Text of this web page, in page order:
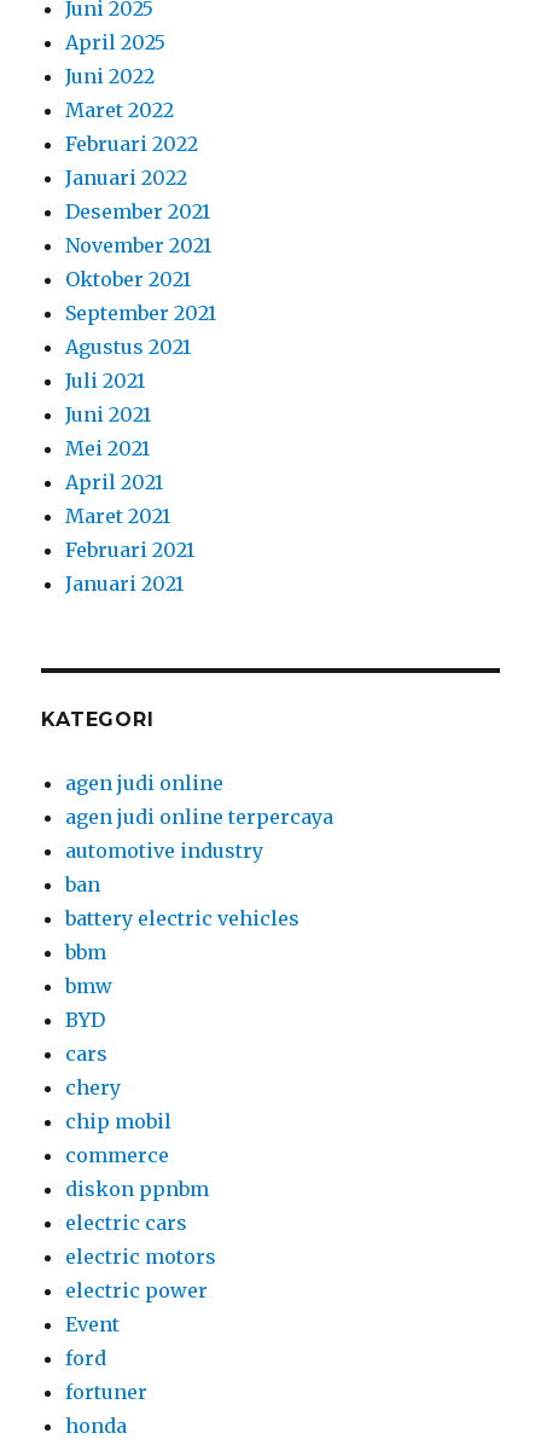
Juni 2025
April 2025
Juni 2022
Maret 2022
Februari 2022
Januari 2022
Desember 2021
November 2021
Oktober 2021
September 2021
Agustus 2021
Juli 2021
Juni 2021
Mei 2021
April 2021
Maret 2021
Februari 2021
Januari 2021
KATEGORI
agen judi online
agen judi online terpercaya
automotive industry
ban
battery electric vehicles
bbm
bmw
BYD
cars
chery
chip mobil
commerce
diskon ppnbm
electric cars
electric motors
electric power
Event
ford
fortuner
honda